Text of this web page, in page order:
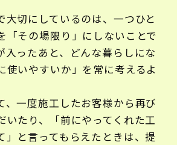
大切にしているのは、一つひと
「その場限り」にしないことで
入ったあと、どんな暮らしにな
使いやすいか」を常に考えるよ
、一度施工したお客様から再び
いたり、「前にやってくれた工
」と言ってもらえたときは、提